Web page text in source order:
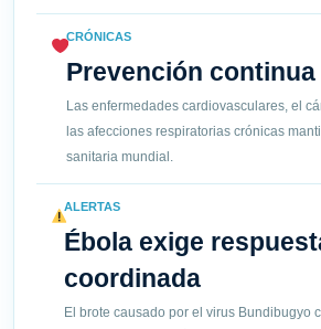
CRÓNICAS
Prevención continua
Las enfermedades cardiovasculares, el
las afecciones respiratorias crónicas
sanitaria mundial.
ALERTAS
Ébola exige
coordinada
El brote causado por el virus Bundibugyo